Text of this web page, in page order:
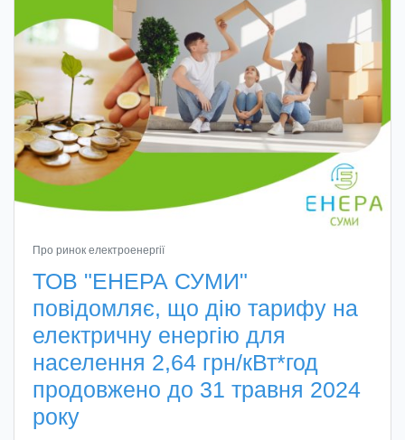
Про ринок електроенергії
ТОВ "ЕНЕРА СУМИ"
повідомляє, що дію тарифу на
електричну енергію для
населення 2,64 грн/кВт*год
продовжено до 31 травня 2024
року